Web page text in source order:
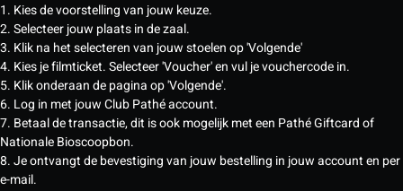
1. Kies de voorstelling van jouw keuze.
2. Selecteer jouw plaats in de zaal.
3. Klik na het selecteren van jouw stoelen op 'Volgende'
4. Kies je filmticket. Selecteer 'Voucher' en vul je vouchercode in.
5. Klik onderaan de pagina op 'Volgende'.
6. Log in met jouw Club Pathé account.
7. Betaal de transactie, dit is ook mogelijk met een Pathé Giftcard of
Nationale Bioscoopbon.
8. Je ontvangt de bevestiging van jouw bestelling in jouw account en per
e-mail.